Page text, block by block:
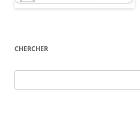
CHERCHER